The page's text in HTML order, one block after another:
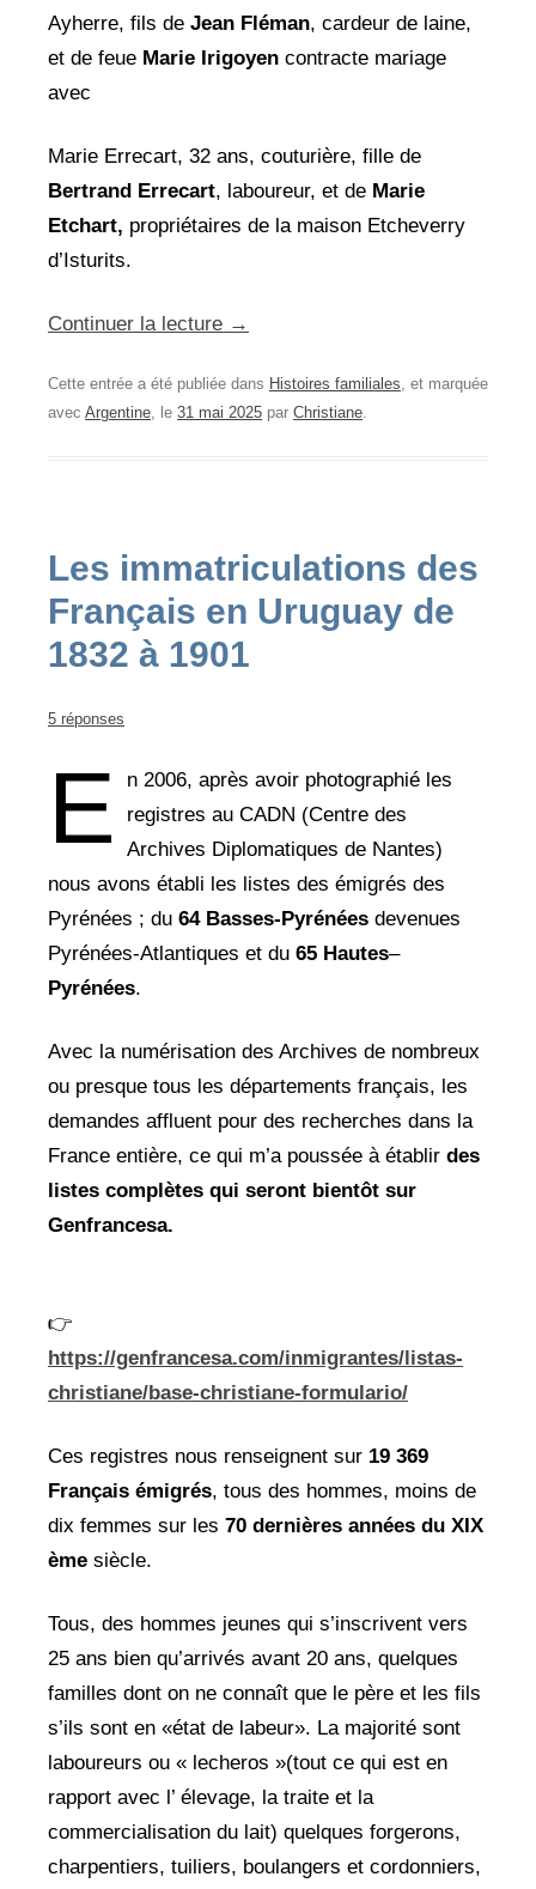
Ayherre, fils de Jean Fléman, cardeur de laine,
et de feue Marie Irigoyen contracte mariage
avec
Marie Errecart, 32 ans, couturière, fille de
Bertrand Errecart, laboureur, et de Marie
Etchart, propriétaires de la maison Etcheverry
d’Isturits.
Continuer la lecture →
Cette entrée a été publiée dans Histoires familiales, et marquée
avec Argentine, le 31 mai 2025 par Christiane.
Les immatriculations des
Français en Uruguay de
1832 à 1901
5 réponses
E
n 2006, après avoir photographié les
registres au CADN (Centre des
Archives Diplomatiques de Nantes)
nous avons établi les listes des émigrés des
Pyrénées ; du 64 Basses-Pyrénées devenues
Pyrénées-Atlantiques et du 65 Hautes–
Pyrénées.
Avec la numérisation des Archives de nombreux
ou presque tous les départements français, les
demandes affluent pour des recherches dans la
France entière, ce qui m’a poussée à établir des
listes complètes qui seront bientôt sur
Genfrancesa.
👉
https://genfrancesa.com/inmigrantes/listas-
christiane/base-christiane-formulario/
Ces registres nous renseignent sur 19 369
Français émigrés, tous des hommes, moins de
dix femmes sur les 70 dernières années du XIX
ème siècle.
Tous, des hommes jeunes qui s’inscrivent vers
25 ans bien qu’arrivés avant 20 ans, quelques
familles dont on ne connaît que le père et les fils
s’ils sont en «état de labeur». La majorité sont
laboureurs ou « lecheros »(tout ce qui est en
rapport avec l’ élevage, la traite et la
commercialisation du lait) quelques forgerons,
charpentiers, tuiliers, boulangers et cordonniers,